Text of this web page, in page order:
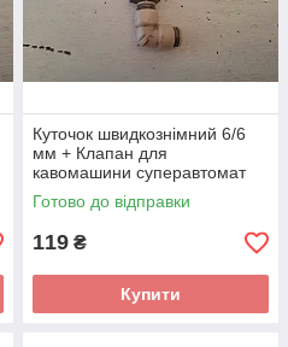
Куточок швидкознімний 6/6
мм + Клапан для
кавомашини суперавтомат
WMF 8000 s б/у 1 шт.
Готово до відправки
119 ₴
Купити